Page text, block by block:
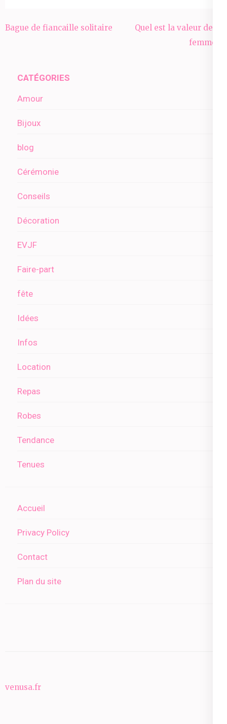
Navigation
Bague de fiancaille solitaire
Quel est la valeur de la
femme ?
CATÉGORIES
Amour
Bijoux
blog
Cérémonie
Conseils
Décoration
EVJF
Faire-part
fête
Idées
Infos
Location
Repas
Robes
Tendance
Tenues
Accueil
Privacy Policy
Contact
Plan du site
venusa.fr